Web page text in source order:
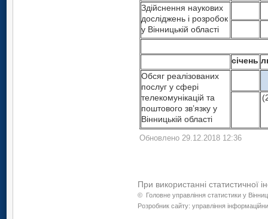
Здійснення наукових
досліджень і розробок
у Вінницькій області
січень
Обсяг реалізованих
послуг у сфері
телекомунікацій та
поштового зв’язку у
Вінницькій області
Обновлено 29.12.2018 12:36
При використанні статистичної
© Головне управління статистики у
Розробник сайту: управління